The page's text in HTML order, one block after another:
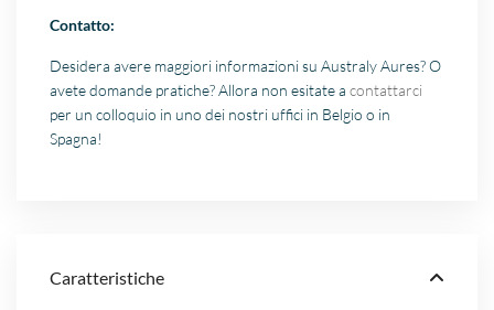
Contatto:
Desidera avere maggiori informazioni su Australy Aures? O
avete domande pratiche? Allora non esitate acontattarci
per un colloquio in uno dei nostri uffici in Belgio o in
Spagna!
Caratteristiche